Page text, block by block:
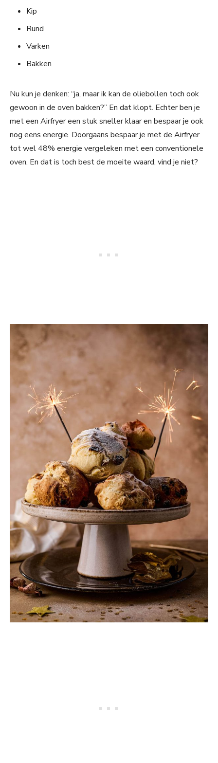
Kip
Rund
Varken
Bakken
Nu kun je denken: “ja, maar ik kan de oliebollen toch ook
gewoon in de oven bakken?” En dat klopt. Echter ben je
met een Airfryer een stuk sneller klaar en bespaar je ook
nog eens energie. Doorgaans bespaar je met de Airfryer
tot wel 48% energie vergeleken met een conventionele
oven. En dat is toch best de moeite waard, vind je niet?